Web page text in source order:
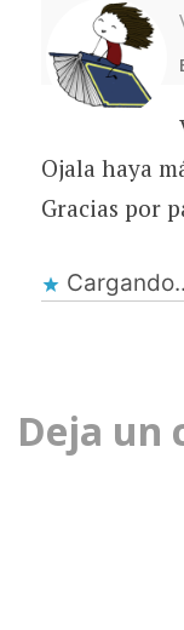
Ojala haya
Gracias por
Deja un